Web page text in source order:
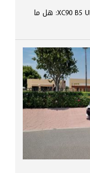
تجربة فولفو XC90 B5 Ultra Black Edition 2026: هل ما